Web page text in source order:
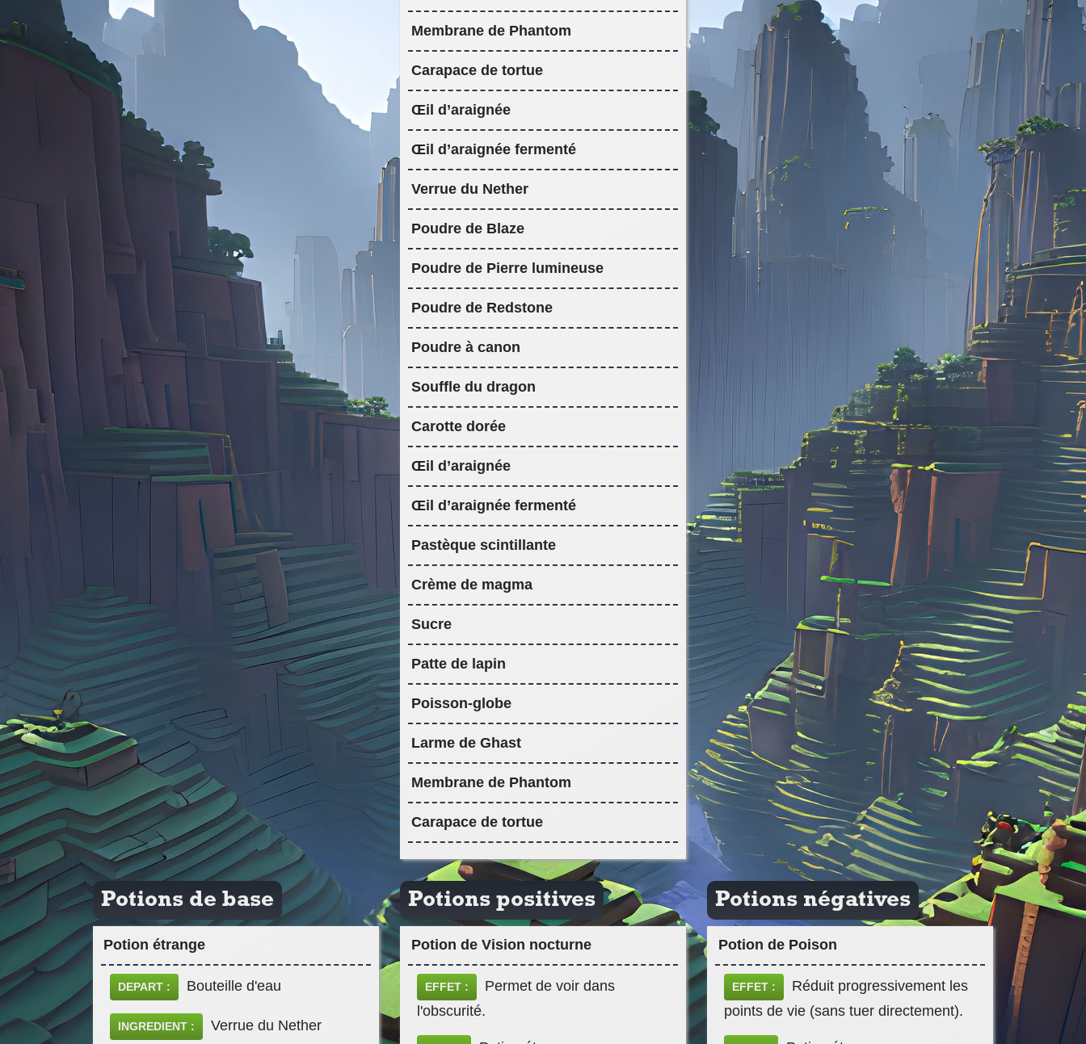
Membrane de Phantom
Carapace de tortue
Œil d’araignée
Œil d’araignée fermenté
Verrue du Nether
Poudre de Blaze
Poudre de Pierre lumineuse
Poudre de Redstone
Poudre à canon
Souffle du dragon
Carotte dorée
Œil d’araignée
Œil d’araignée fermenté
Pastèque scintillante
Crème de magma
Sucre
Patte de lapin
Poisson-globe
Larme de Ghast
Membrane de Phantom
Carapace de tortue
Potions de base
Potion étrange
DEPART : Bouteille d'eau
INGREDIENT : Verrue du Nether
Potions positives
Potion de Vision nocturne
EFFET :
Permet de voir dans
l'obscurité.
Potions négatives
Potion de Poison
EFFET :
Réduit progressivement les
points de vie (sans tuer directement).